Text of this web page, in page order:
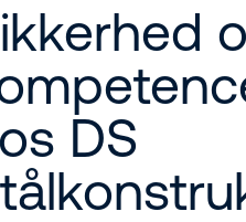
DS